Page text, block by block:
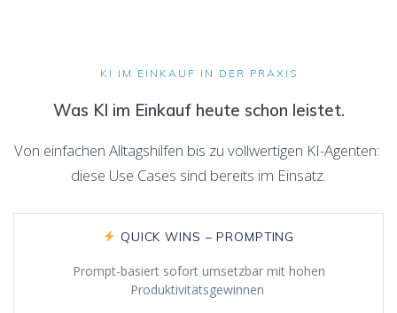
KI IM EINKAUF IN DER PRAXIS
Was KI im Einkauf heute schon leistet.
Von einfachen Alltagshilfen bis zu vollwertigen KI-Agenten:
diese Use Cases sind bereits im Einsatz.
QUICK WINS – PROMPTING
Prompt-basiert sofort umsetzbar mit hohen
Produktivitätsgewinnen